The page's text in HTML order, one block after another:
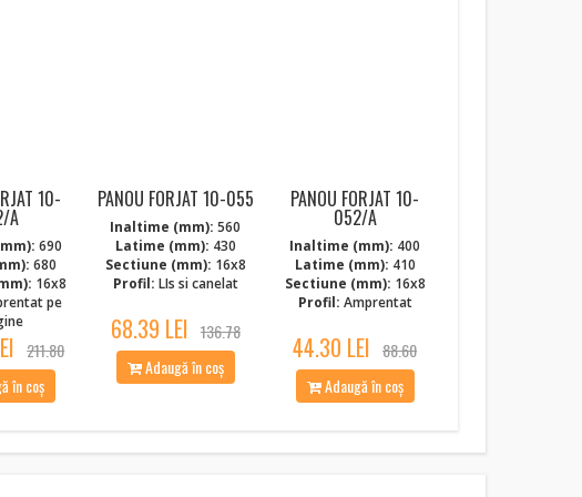
10-
A
690
680
16x8
pe
211.80
în coș
PANOU FORJAT 10-055
Inaltime (mm): 560
Latime (mm): 430
Sectiune (mm): 16x8
Profil: LIs si canelat
68.39 LEI 136.78
Adaugă în coș
PANOU FORJAT 10-
052/A
Inaltime (mm): 400
Latime (mm): 410
Sectiune (mm): 16x8
Profil: Amprentat
44.30 LEI 88.60
Adaugă în coș